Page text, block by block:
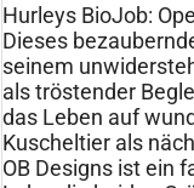
Hurleys BioJob:
Dieses
seinem
als tröstender
das Leben auf
Kuscheltier als
OB Designs ist ein